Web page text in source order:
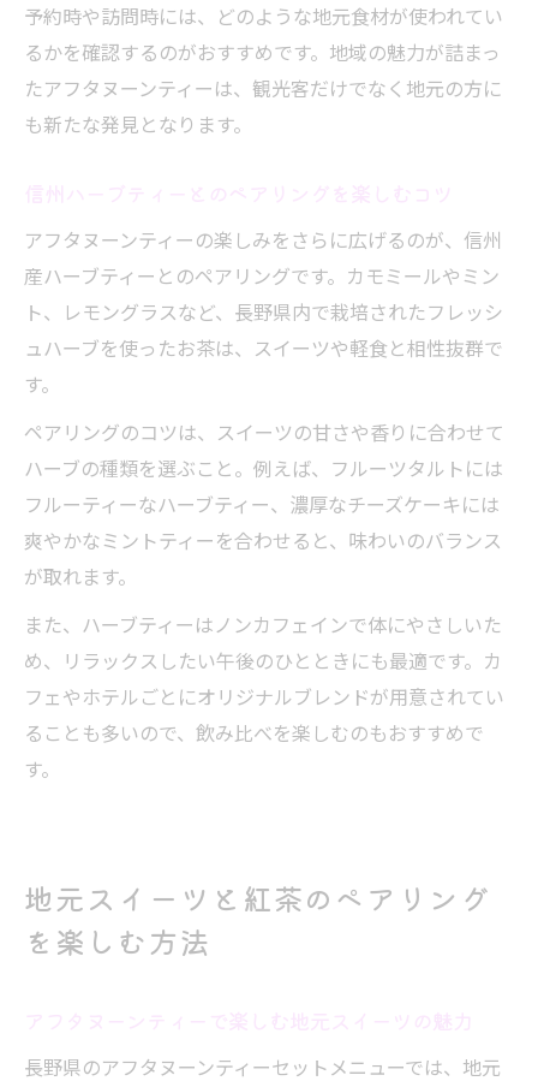
予約時や訪問時には、どのような地元食材が使われてい
るかを確認するのがおすすめです。地域の魅力が詰まっ
たアフタヌーンティーは、観光客だけでなく地元の方に
も新たな発見となります。
アフタヌーンティーの楽しみをさらに広げるのが、信州
産ハーブティーとのペアリングです。カモミールやミン
ト、レモングラスなど、長野県内で栽培されたフレッシ
ュハーブを使ったお茶は、スイーツや軽食と相性抜群で
す。
ペアリングのコツは、スイーツの甘さや香りに合わせて
ハーブの種類を選ぶこと。例えば、フルーツタルトには
フルーティーなハーブティー、濃厚なチーズケーキには
爽やかなミントティーを合わせると、味わいのバランス
が取れます。
また、ハーブティーはノンカフェインで体にやさしいた
め、リラックスしたい午後のひとときにも最適です。カ
フェやホテルごとにオリジナルブレンドが用意されてい
ることも多いので、飲み比べを楽しむのもおすすめで
す。
地元スイーツと紅茶のペアリング
を楽しむ方法
長野県のアフタヌーンティーセットメニューでは、地元